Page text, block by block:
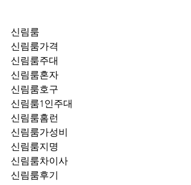
신림룸
신림룸가격
신림룸주대
신림룸혼자
신림룸호구
신림룸1인주대
신림룸홈런
신림룸가성비
신림룸지명
신림룸차이사
신림룸후기